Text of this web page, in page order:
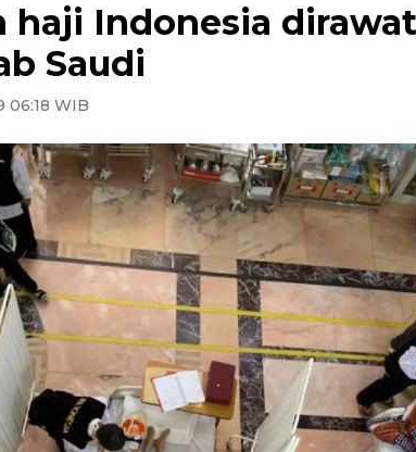
haji Indonesia
Saudi
06:18 WIB